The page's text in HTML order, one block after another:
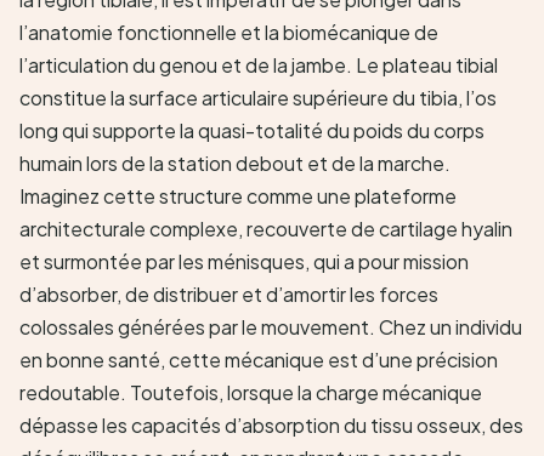
l’anatomie fonctionnelle et la biomécanique de
l’articulation du genou et de la jambe. Le plateau tibial
constitue la surface articulaire supérieure du tibia, l’os
long qui supporte la quasi-totalité du poids du corps
humain lors de la station debout et de la marche.
Imaginez cette structure comme une plateforme
architecturale complexe, recouverte de cartilage hyalin
et surmontée par les ménisques, qui a pour mission
d’absorber, de distribuer et d’amortir les forces
colossales générées par le mouvement. Chez un individu
en bonne santé, cette mécanique est d’une précision
redoutable. Toutefois, lorsque la charge mécanique
dépasse les capacités d’absorption du tissu osseux, des